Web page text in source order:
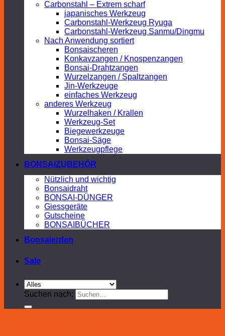
Carbonstahl – Extrem scharf
japanisches Werkzeug
Carbonstahl-Werkzeug Ryuga
Carbonstahl-Werkzeug Sanmu/Dingmu
Nach Anwendung sortiert
Bonsaischeren
Konkavzangen / Knospenzangen
Bonsai-Drahtzangen
Wurzelzangen / Spaltzangen
Jin-Werkzeuge
einfaches Werkzeug
anderes Werkzeug
Wurzelhaken / Krallen
Werkzeug-Set
Biegewerkzeuge
Bonsai-Säge
Werkzeugpflege
BONSAIZUBEHÖR
Nützlich und wichtig
Bonsaidraht
BONSAI-DÜNGER
Giessgeräte
Gutscheine
BONSAIBÜCHER
Bonsaierden
Sale
Suchen nach: